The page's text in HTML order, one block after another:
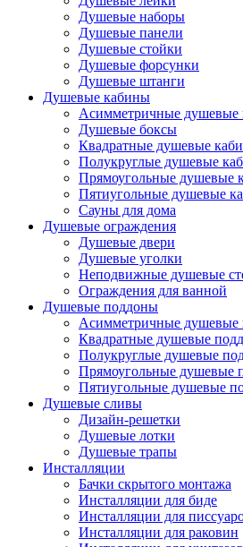
Душевые наборы
Душевые панели
Душевые стойки
Душевые форсунки
Душевые штанги
Душевые кабины
Асимметричные душевые
Душевые боксы
Квадратные душевые
Полукруглые душевые
Прямоугольные душевые
Пятиугольные душевые
Сауны для дома
Душевые ограждения
Душевые двери
Душевые уголки
Неподвижные душевые
Ограждения для ванной
Душевые поддоны
Асимметричные душевые
Квадратные душевые
Полукруглые душевые
Прямоугольные душевые
Пятиугольные душевые
Душевые сливы
Дизайн-решетки
Душевые лотки
Душевые трапы
Инсталляции
Бачки скрытого монтажа
Инсталляции для биде
Инсталляции для
Инсталляции для раковин